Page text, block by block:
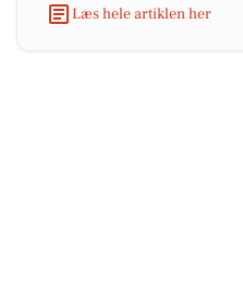
Læs hele artiklen her